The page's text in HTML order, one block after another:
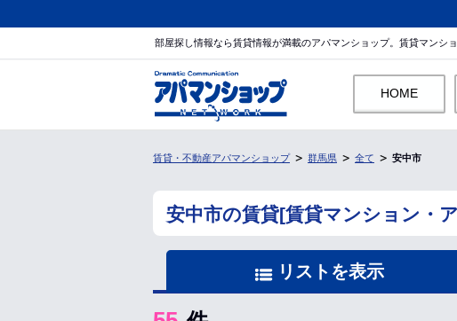
部屋探し情報なら賃貸情報が満載のアパマンショップ。賃貸マンシ
HOME
賃貸・不動産アパマンショップ 群馬県 全て 安中市
安中市の賃貸[賃貸マンション・
リストを表示